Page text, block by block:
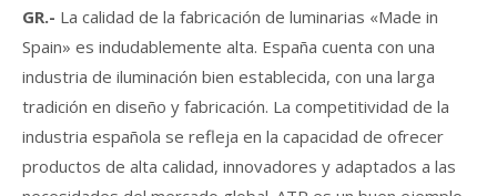
GR.- La calidad de la fabricación de luminarias «Made in
Spain» es indudablemente alta. España cuenta con una
industria de iluminación bien establecida, con una larga
tradición en diseño y fabricación. La competitividad de la
industria española se refleja en la capacidad de ofrecer
productos de alta calidad, innovadores y adaptados a las